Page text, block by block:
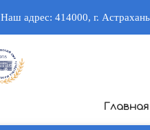
Наш адрес: 414000, г.
Главная